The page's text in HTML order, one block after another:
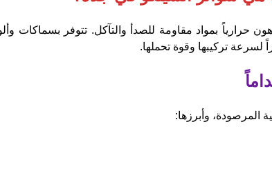
حرارياً بمواد مقاومة للصدأ والتآكل. تتوفر بسماكات
لسرعة تركيبها وقوة تحملها.
المرصودة، وأبرزها: